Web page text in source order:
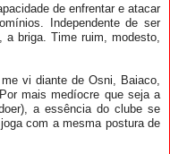
de enfrentar e atacar
Independente de ser
briga. Time ruim, modesto,
vi diante de Osni, Baiaco,
mais medíocre que seja a
a essência do clube se
com a mesma postura de